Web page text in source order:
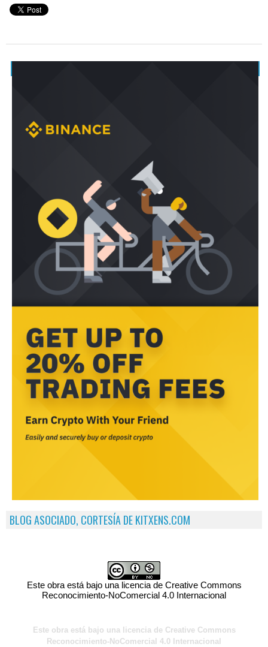
BLOG ASOCIADO, CORTESÍA DE KITXENS.COM
Este obra está bajo una licencia de Creative Commons
Reconocimiento-NoComercial 4.0 Internacional
Este obra está bajo una licencia de Creative Commons
Reconocimiento-NoComercial 4.0 Internacional